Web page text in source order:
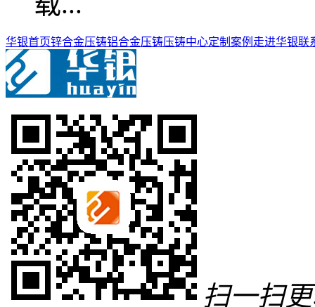
华银首页锌合金压铸铝合金压铸压铸中心定制案例 走进华银联
扫一扫